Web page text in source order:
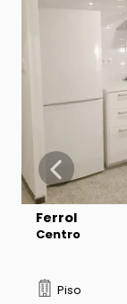
Ferrol
Centro
Piso